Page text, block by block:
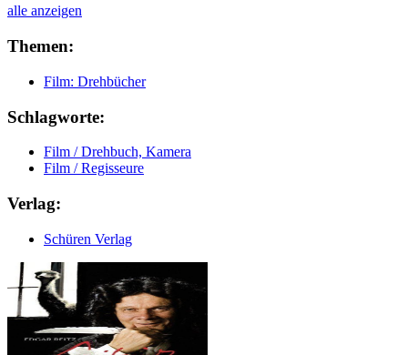
alle anzeigen
Themen:
Film: Drehbücher
Schlagworte:
Film / Drehbuch, Kamera
Film / Regisseure
Verlag:
Schüren Verlag